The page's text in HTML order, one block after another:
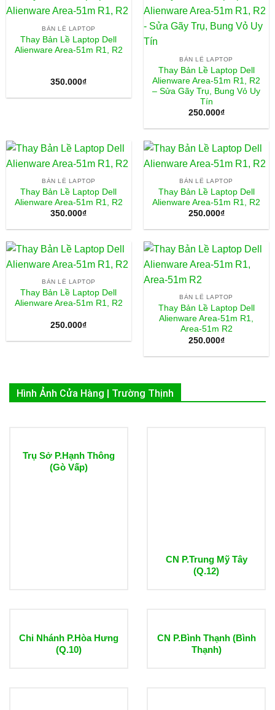
BẢN LỀ LAPTOP
Thay Bản Lề Laptop Dell
Alienware Area-51m R1, R2
350.000₫
BẢN LỀ LAPTOP
Thay Bản Lề Laptop Dell
Alienware Area-51m R1, R2
– Sửa Gãy Trụ, Bung Vỏ Uy
Tín
250.000₫
BẢN LỀ LAPTOP
Thay Bản Lề Laptop Dell
Alienware Area-51m R1, R2
350.000₫
BẢN LỀ LAPTOP
Thay Bản Lề Laptop Dell
Alienware Area-51m R1, R2
250.000₫
BẢN LỀ LAPTOP
Thay Bản Lề Laptop Dell
Alienware Area-51m R1, R2
250.000₫
BẢN LỀ LAPTOP
Thay Bản Lề Laptop Dell
Alienware Area-51m R1,
Area-51m R2
250.000₫
Hình Ảnh Cửa Hàng | Trường Thịnh
Trụ Sở P.Hạnh Thông
(Gò Vấp)
CN P.Trung Mỹ Tây
(Q.12)
Chi Nhánh P.Hòa Hưng
(Q.10)
CN P.Bình Thạnh (Bình
Thạnh)